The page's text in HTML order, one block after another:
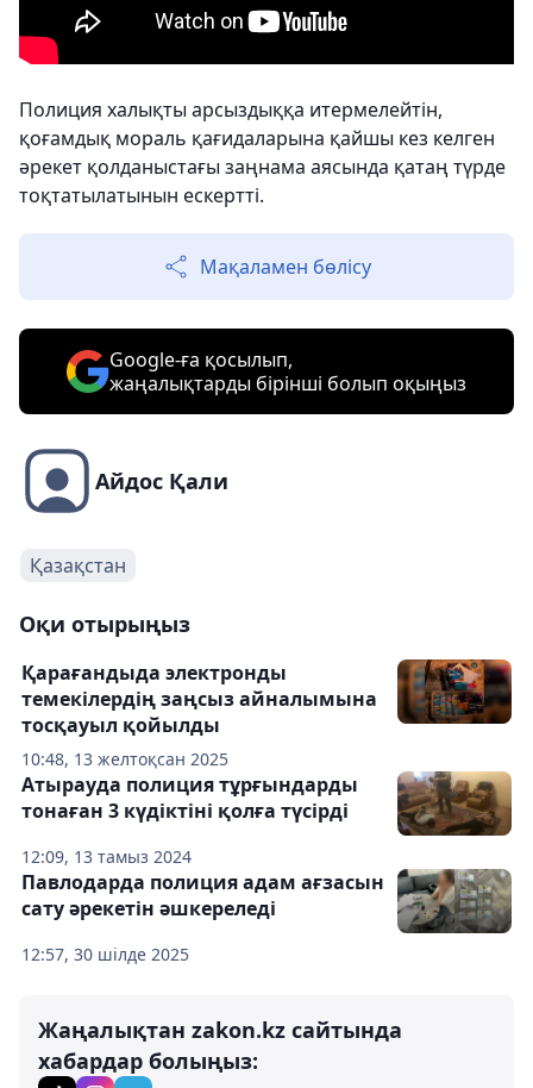
Полиция халықты арсыздыққа итермелейтін,
қоғамдық мораль қағидаларына қайшы кез келген
әрекет қолданыстағы заңнама аясында қатаң түрде
тоқтатылатынын ескертті.
Мақаламен бөлісу
Google-ға қосылып,
жаңалықтарды бірінші болып оқыңыз
Айдос Қали
Қазақстан
Оқи отырыңыз
10:48, 13 желтоқсан 2025
Қарағандыда электронды
темекілердің заңсыз айналымына
тосқауыл қойылды
12:09, 13 тамыз 2024
Атырауда полиция тұрғындарды
тонаған 3 күдіктіні қолға түсірді
12:57, 30 шілде 2025
Павлодарда полиция адам ағзасын
сату әрекетін әшкереледі
Жаңалықтан zakon.kz сайтында
хабардар болыңыз: